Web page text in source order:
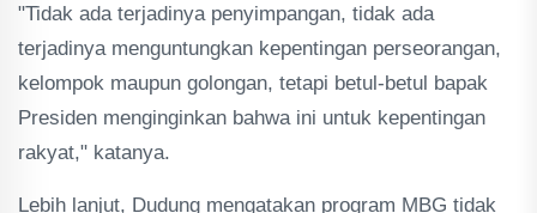
"Tidak ada terjadinya penyimpangan, tidak ada
terjadinya menguntungkan kepentingan perseorangan,
kelompok maupun golongan, tetapi betul-betul bapak
Presiden menginginkan bahwa ini untuk kepentingan
rakyat," katanya.
Lebih lanjut, Dudung mengatakan program MBG tidak